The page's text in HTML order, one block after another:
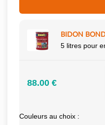
BIDON
5 litres pour
88.00 €
Couleurs au choix :